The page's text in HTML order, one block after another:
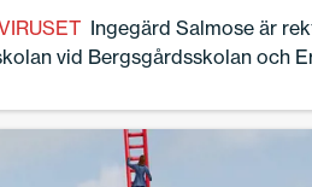
Ingegärd Salmose är
vid Bergsgårdsskolan och
omständigheter som
Det har gått lite i vågor, vi har fått
men klarat att hålla uppe den